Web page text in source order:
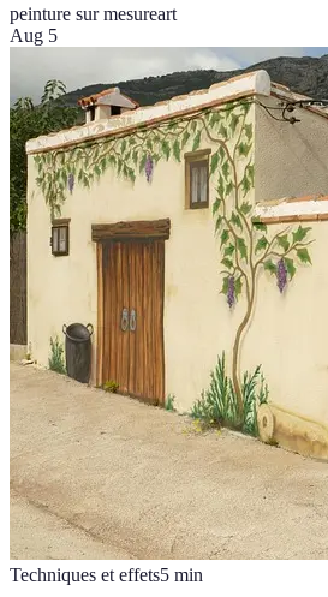
peinture sur mesureart
Aug 5
Techniques et effets5 min